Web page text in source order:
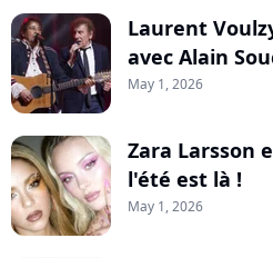
Laurent
avec Alain
May 1, 2026
Zara Larsson
l'été est là !
May 1, 2026